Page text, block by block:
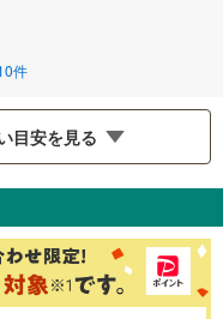
件
目安を見る
％